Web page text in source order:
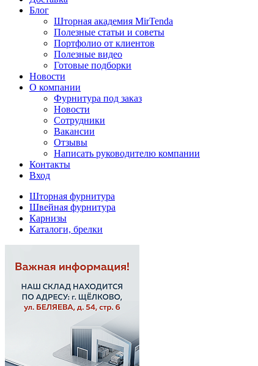
Блог
Шторная академия MirTenda
Полезные статьи и советы
Портфолио от клиентов
Полезные видео
Готовые подборки
Новости
О компании
Фурнитура под заказ
Новости
Сотрудники
Вакансии
Отзывы
Написать руководителю компании
Контакты
Вход
Шторная фурнитура
Швейная фурнитура
Карнизы
Каталоги, брелки